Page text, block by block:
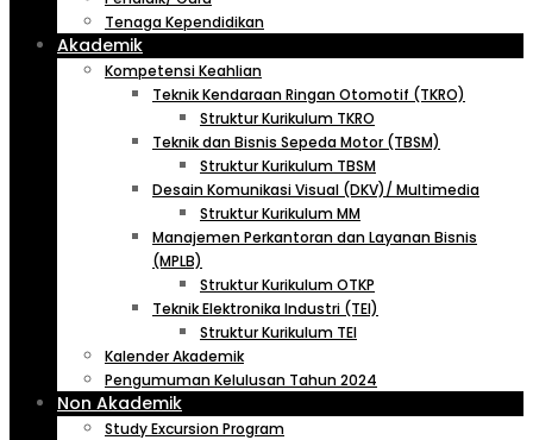
Tenaga Kependidikan
Akademik
Kompetensi Keahlian
Teknik Kendaraan Ringan Otomotif (TKRO)
Struktur Kurikulum TKRO
Teknik dan Bisnis Sepeda Motor (TBSM)
Struktur Kurikulum TBSM
Desain Komunikasi Visual (DKV)/ Multimedia
Struktur Kurikulum MM
Manajemen Perkantoran dan Layanan Bisnis
(MPLB)
Struktur Kurikulum OTKP
Teknik Elektronika Industri (TEI)
Struktur Kurikulum TEI
Kalender Akademik
Pengumuman Kelulusan Tahun 2024
Non Akademik
Study Excursion Program